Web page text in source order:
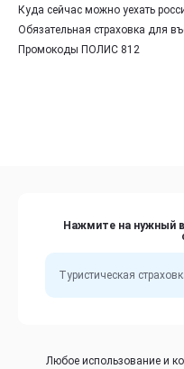
Куда сейчас можно уехать
Обязательная страховка для
Промокоды ПОЛИС 812
Нажмите на нужный
Туристическая
Любое использование и